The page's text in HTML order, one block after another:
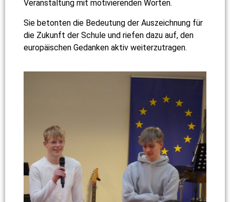
Veranstaltung mit motivierenden Worten.
Sie betonten die Bedeutung der Auszeichnung für
die Zukunft der Schule und riefen dazu auf, den
europäischen Gedanken aktiv weiterzutragen.